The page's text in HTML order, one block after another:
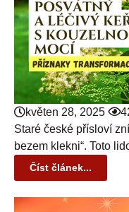
květen 28, 2025
Staré české přísloví
bezem klekni“. Toto
Číst článek...